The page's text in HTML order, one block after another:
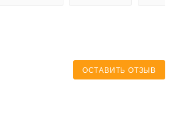
ОСТАВИТЬ ОТЗЫВ